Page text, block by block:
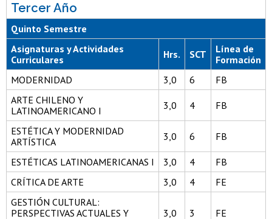
Tercer Año
Quinto Semestre
Asignaturas y Actividades
Curriculares
Hrs. SCT
Línea de
Formación
MODERNIDAD
3,0 6
FB
ARTE CHILENO Y
LATINOAMERICANO I
3,0 4 FB
ESTÉTICA Y MODERNIDAD
ARTÍSTICA
3,0 6 FB
ESTÉTICAS LATINOAMERICANAS I 3,0 4
FB
CRÍTICA DE ARTE
3,0 4
FE
GESTIÓN CULTURAL:
PERSPECTIVAS ACTUALES Y
3,0 3 FE